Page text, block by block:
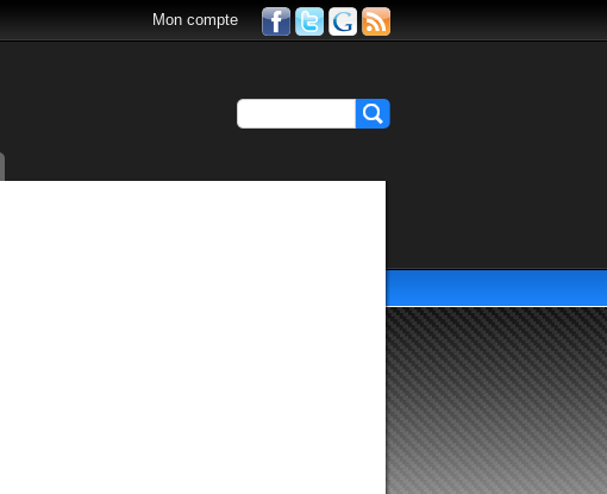
Mon compte